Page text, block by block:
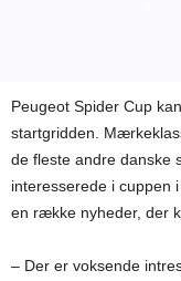
Peugeot Spider Cup
startgridden.
de fleste andre danske
interesserede i cuppen
en række nyheder, der
– Der er voksende